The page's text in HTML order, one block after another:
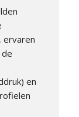
ervaren
en